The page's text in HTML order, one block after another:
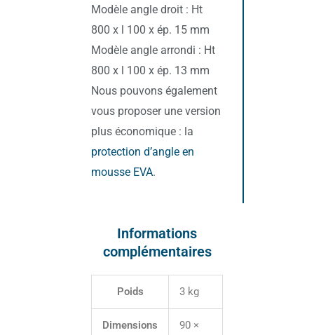
Modèle angle droit : Ht
800 x l 100 x ép. 15 mm
Modèle angle arrondi : Ht
800 x l 100 x ép. 13 mm
Nous pouvons également
vous proposer une version
plus économique : la
protection d’angle en
mousse EVA.
Informations
complémentaires
Poids 3 kg
Dimensions
90 ×